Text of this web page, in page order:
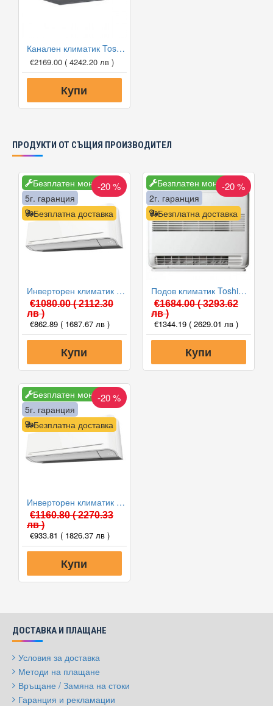
Канален климатик Toshiba RAV-RM301SDT-E/RAV-GM301ATP-E Digital Inverter, 9 000 BTU, Клас А++
€2169.00 ( 4242.20 лв )
Купи
ПРОДУКТИ ОТ СЪЩИЯ ПРОИЗВОДИТЕЛ
Безплатен монтаж
Безплатна доставка
5г. гаранция
-20 %
Инверторен климатик Toshiba RAS-B10E2KVG-E/RAS-10E2AVG-E YUKAI, 10000 BTU, Клас A++
€1080.00( 2112.30
лв )
€862.89 ( 1687.67 лв )
Купи
Безплатен монтаж
Безплатна доставка
5г. гаранция
2г. гаранция
-20 %
Подов климатик Toshiba RAS-B10J2FVG-E/RAS-10J2AVSG-E BI-FLOW, 10000 BTU, Клас A++
€1684.00( 3293.62
лв )
€1344.19 ( 2629.01 лв )
Купи
Безплатен монтаж
Безплатна доставка
5г. гаранция
-20 %
Инверторен климатик Toshiba RAS-B13E2KVG-E/RAS-13E2AVG-E YUKAI, 13000 BTU, Клас A++
€1160.80( 2270.33
лв )
€933.81 ( 1826.37 лв )
Купи
ДОСТАВКА И ПЛАЩАНЕ
Условия за доставка
Методи на плащане
Връщане / Замяна на стоки
Гаранция и рекламации